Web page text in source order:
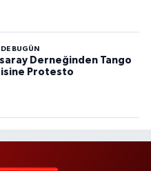
DE BUGÜN
Derneğinden Tango
Protesto